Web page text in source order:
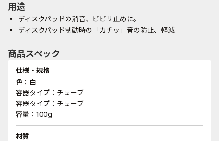
用途
ディスクパッドの消音、ビビリ止めに。
ディスクパッド制動時の「カチッ」音の防止、軽減
商品スペック
仕様・規格
色：白
容器タイプ：チューブ
容器タイプ：チューブ
容量：100g
材質